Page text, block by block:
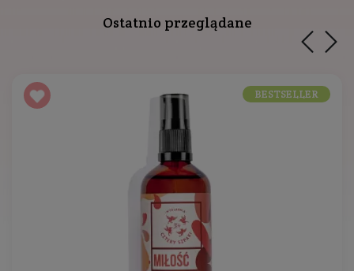
Ostatnio przeglądane
BESTSELLER